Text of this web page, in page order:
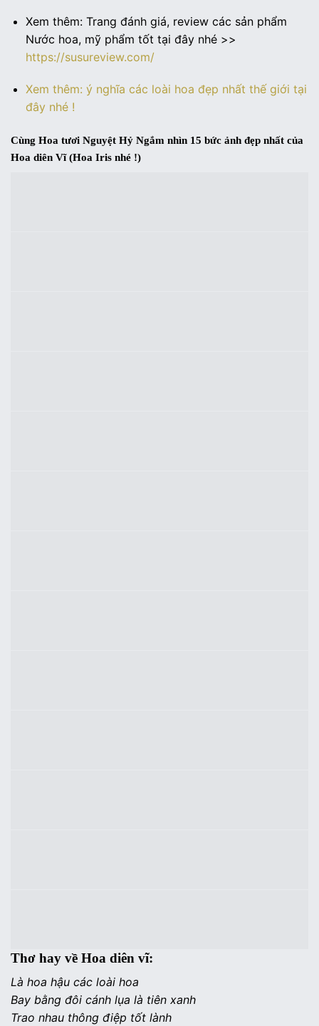
Xem thêm: Trang đánh giá, review các sản phẩm
Nước hoa, mỹ phẩm tốt tại đây nhé >>
https://susureview.com/
Xem thêm: ý nghĩa các loài hoa đẹp nhất thế giới tại
đây nhé !
Cùng Hoa tươi Nguyệt Hỷ Ngắm nhìn 15 bức ảnh đẹp nhất của
Hoa diên Vĩ (Hoa Iris nhé !)
Thơ hay về Hoa diên vĩ:
Là hoa hậu các loài hoa
Bay bằng đôi cánh lụa là tiên xanh
Trao nhau thông điệp tốt lành